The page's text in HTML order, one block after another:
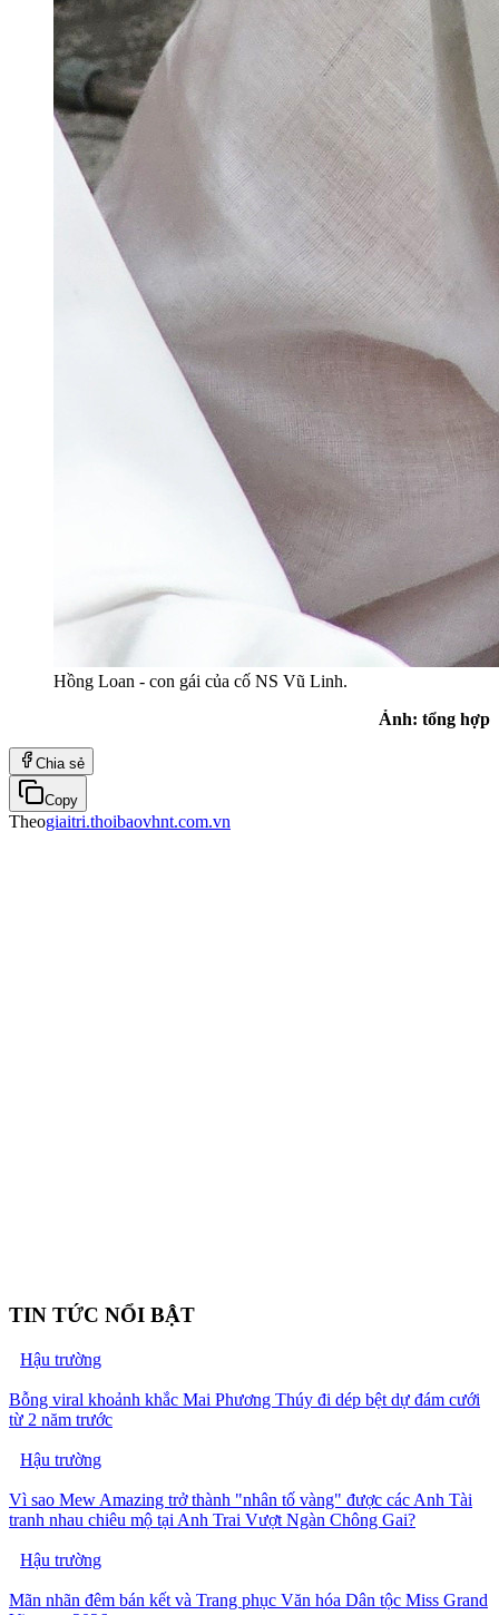
Hồng Loan - con gái của cố NS Vũ Linh.
Ảnh: tổng hợp
Chia sẻ
Copy
Theogiaitri.thoibaovhnt.com.vn
TIN TỨC NỔI BẬT
Hậu trường
Bỗng viral khoảnh khắc Mai Phương Thúy đi dép bệt dự đám cưới
từ 2 năm trước
Hậu trường
Vì sao Mew Amazing trở thành "nhân tố vàng" được các Anh Tài
tranh nhau chiêu mộ tại Anh Trai Vượt Ngàn Chông Gai?
Hậu trường
Mãn nhãn đêm bán kết và Trang phục Văn hóa Dân tộc Miss Grand